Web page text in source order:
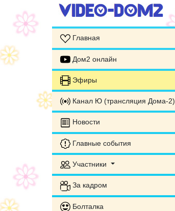
Главная
Дом2 онлайн
Эфиры
Канал Ю (трансляция Дома-2)
Новости
Главные события
Участники
За кадром
Болталка